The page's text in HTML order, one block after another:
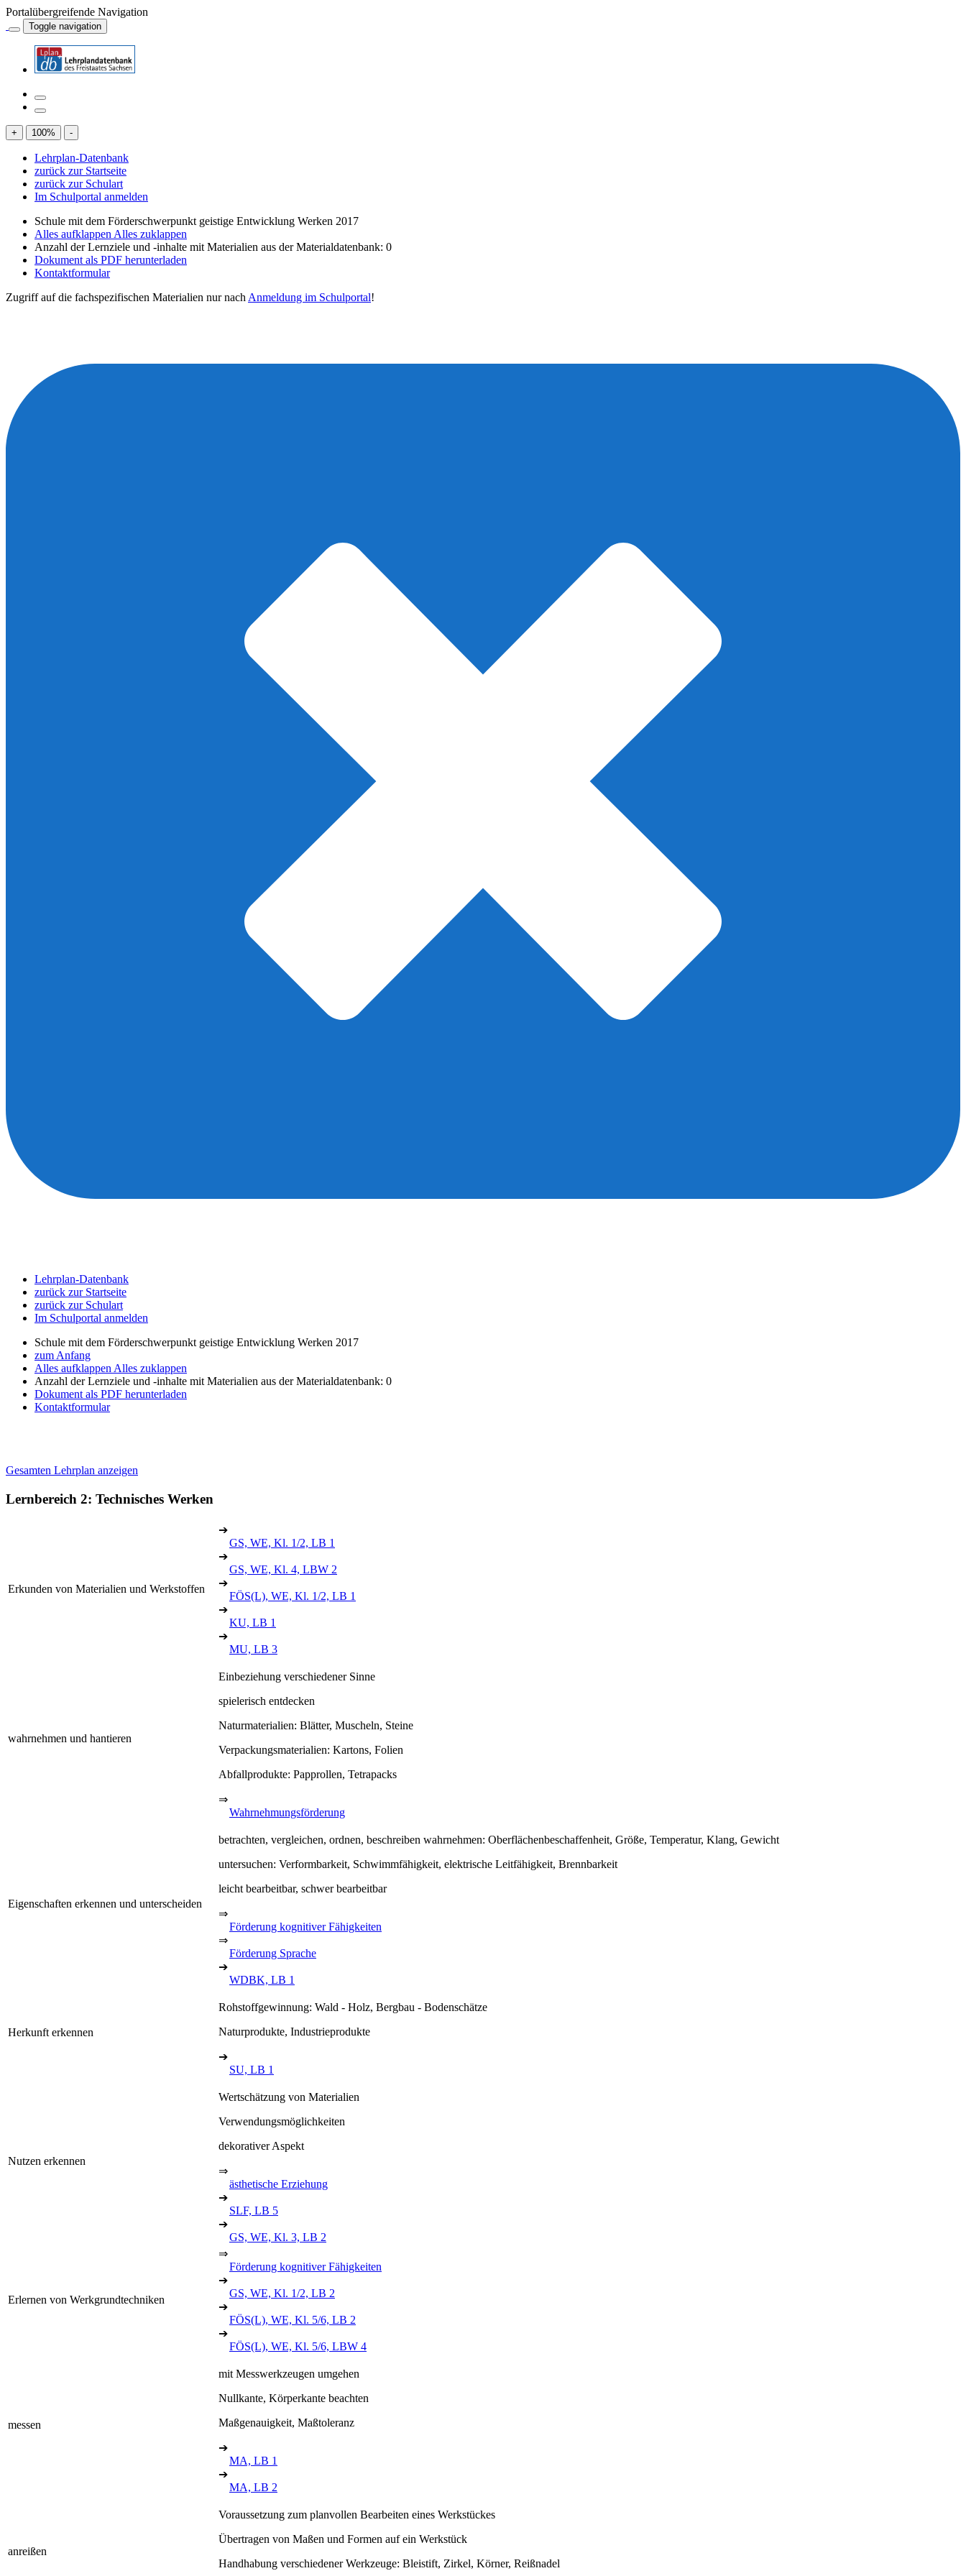
Portalübergreifende Navigation
Toggle navigation
+ 100% -
Lehrplan-Datenbank
zurück zur Startseite
zurück zur Schulart
Im Schulportal anmelden
Schule mit dem Förderschwerpunkt geistige Entwicklung Werken 2017
Alles aufklappen Alles zuklappen
Anzahl der Lernziele und -inhalte mit Materialien aus der Materialdatenbank: 0
Dokument als PDF herunterladen
Kontaktformular
Zugriff auf die fachspezifischen Materialien nur nach Anmeldung im Schulportal!
Lehrplan-Datenbank
zurück zur Startseite
zurück zur Schulart
Im Schulportal anmelden
Schule mit dem Förderschwerpunkt geistige Entwicklung Werken 2017
zum Anfang
Alles aufklappen Alles zuklappen
Anzahl der Lernziele und -inhalte mit Materialien aus der Materialdatenbank: 0
Dokument als PDF herunterladen
Kontaktformular
Gesamten Lehrplan anzeigen
Lernbereich 2: Technisches Werken
Erkunden von Materialien und Werkstoffen
➔
GS, WE, Kl. 1/2, LB 1
➔
GS, WE, Kl. 4, LBW 2
➔
FÖS(L), WE, Kl. 1/2, LB 1
➔
KU, LB 1
➔
MU, LB 3
wahrnehmen und hantieren
Einbeziehung verschiedener Sinne
spielerisch entdecken
Naturmaterialien: Blätter, Muscheln, Steine
Verpackungsmaterialien: Kartons, Folien
Abfallprodukte: Papprollen, Tetrapacks
⇒
Wahrnehmungsförderung
Eigenschaften erkennen und unterscheiden
betrachten, vergleichen, ordnen, beschreiben wahrnehmen: Oberflächenbeschaffenheit, Größe, Temperatur, Klang, Gewicht
untersuchen: Verformbarkeit, Schwimmfähigkeit, elektrische Leitfähigkeit, Brennbarkeit
leicht bearbeitbar, schwer bearbeitbar
⇒
Förderung kognitiver Fähigkeiten
⇒
Förderung Sprache
➔
WDBK, LB 1
Herkunft erkennen
Rohstoffgewinnung: Wald - Holz, Bergbau - Bodenschätze
Naturprodukte, Industrieprodukte
➔
SU, LB 1
Nutzen erkennen
Wertschätzung von Materialien
Verwendungsmöglichkeiten
dekorativer Aspekt
⇒
ästhetische Erziehung
➔
SLF, LB 5
➔
GS, WE, Kl. 3, LB 2
Erlernen von Werkgrundtechniken
⇒
Förderung kognitiver Fähigkeiten
➔
GS, WE, Kl. 1/2, LB 2
➔
FÖS(L), WE, Kl. 5/6, LB 2
➔
FÖS(L), WE, Kl. 5/6, LBW 4
messen
mit Messwerkzeugen umgehen
Nullkante, Körperkante beachten
Maßgenauigkeit, Maßtoleranz
➔
MA, LB 1
➔
MA, LB 2
anreißen
Voraussetzung zum planvollen Bearbeiten eines Werkstückes
Übertragen von Maßen und Formen auf ein Werkstück
Handhabung verschiedener Werkzeuge: Bleistift, Zirkel, Körner, Reißnadel